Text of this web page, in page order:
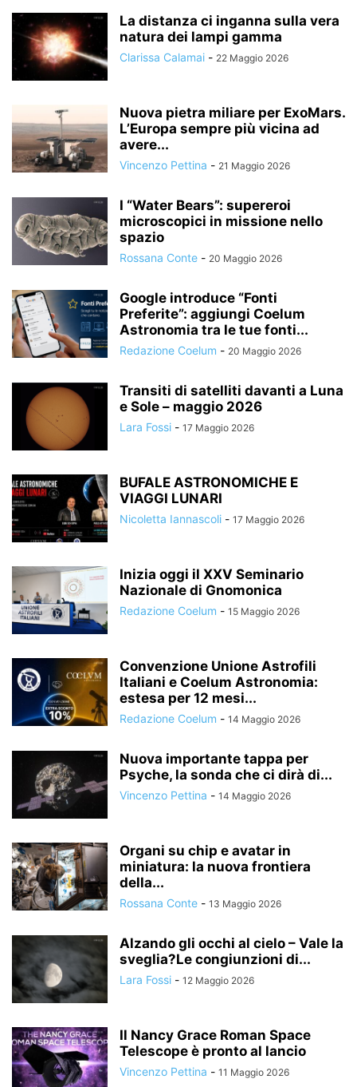
La distanza ci inganna sulla vera
natura dei lampi gamma
Clarissa Calamai - 22 Maggio 2026
Nuova pietra miliare per ExoMars.
L’Europa sempre più vicina ad
avere...
Vincenzo Pettina - 21 Maggio 2026
I “Water Bears”: supereroi
microscopici in missione nello
spazio
Rossana Conte - 20 Maggio 2026
Google introduce “Fonti
Preferite”: aggiungi Coelum
Astronomia tra le tue fonti...
Redazione Coelum - 20 Maggio 2026
Transiti di satelliti davanti a Luna
e Sole – maggio 2026
Lara Fossi - 17 Maggio 2026
BUFALE ASTRONOMICHE E
VIAGGI LUNARI
Nicoletta Iannascoli - 17 Maggio 2026
Inizia oggi il XXV Seminario
Nazionale di Gnomonica
Redazione Coelum - 15 Maggio 2026
Convenzione Unione Astrofili
Italiani e Coelum Astronomia:
estesa per 12 mesi...
Redazione Coelum - 14 Maggio 2026
Nuova importante tappa per
Psyche, la sonda che ci dirà di...
Vincenzo Pettina - 14 Maggio 2026
Organi su chip e avatar in
miniatura: la nuova frontiera
della...
Rossana Conte - 13 Maggio 2026
Alzando gli occhi al cielo – Vale la
sveglia?Le congiunzioni di...
Lara Fossi - 12 Maggio 2026
Il Nancy Grace Roman Space
Telescope è pronto al lancio
Vincenzo Pettina - 11 Maggio 2026